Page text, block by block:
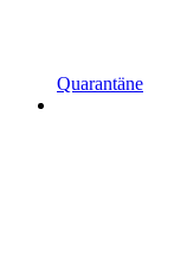
Quarantäne